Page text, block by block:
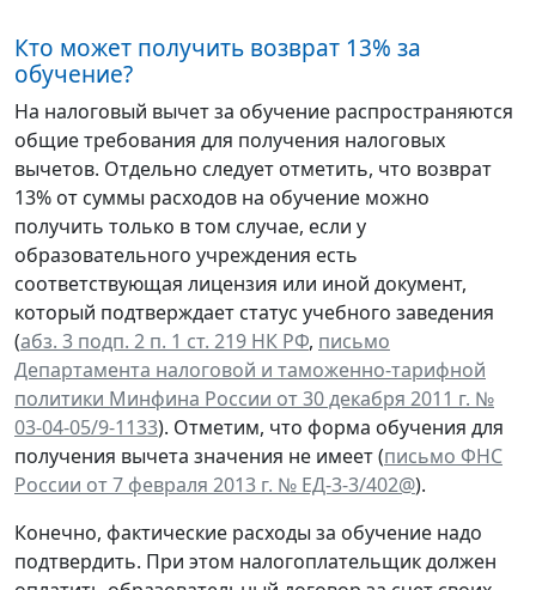
Кто может получить возврат 13% за
обучение?
На налоговый вычет за обучение распространяются
общие требования для получения налоговых
вычетов. Отдельно следует отметить, что возврат
13% от суммы расходов на обучение можно
получить только в том случае, если у
образовательного учреждения есть
соответствующая лицензия или иной документ,
который подтверждает статус учебного заведения
(абз. 3 подп. 2 п. 1 ст. 219 НК РФ, письмо
Департамента налоговой и таможенно-тарифной
политики Минфина России от 30 декабря 2011 г. №
03-04-05/9-1133). Отметим, что форма обучения для
получения вычета значения не имеет (письмо ФНС
России от 7 февраля 2013 г. № ЕД-3-3/402@).
Конечно, фактические расходы за обучение надо
подтвердить. При этом налогоплательщик должен